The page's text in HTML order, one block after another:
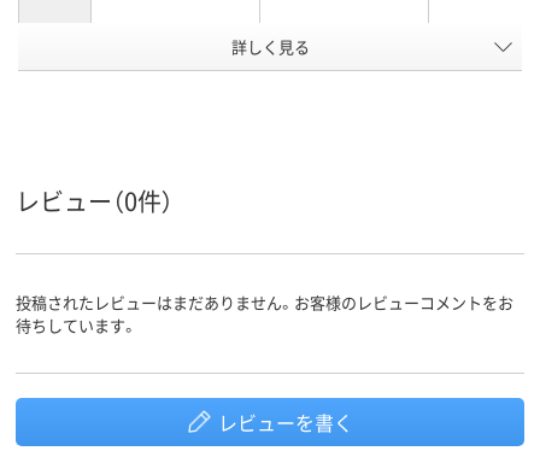
0.5mm、0.5ｍｍ
インク色
カラーグ
ループ
ホワイト系 ホワイト系 ホワイト系
スコア
70 85 65
詳しく見る
レビュー（0件）
投稿されたレビューはまだありません。お客様のレビューコメントをお
待ちしています。
レビューを書く